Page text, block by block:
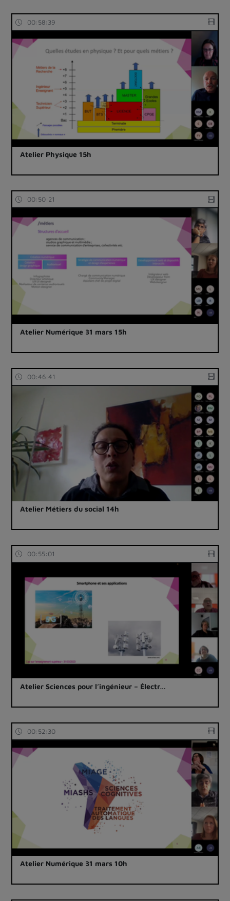
00:58:39
Atelier Physique 15h
00:50:21
Atelier Numérique 31 mars 15h
00:46:41
Atelier Métiers du social 14h
00:55:01
Atelier Sciences pour l’ingénieur – Électr…
00:52:30
Atelier Numérique 31 mars 10h